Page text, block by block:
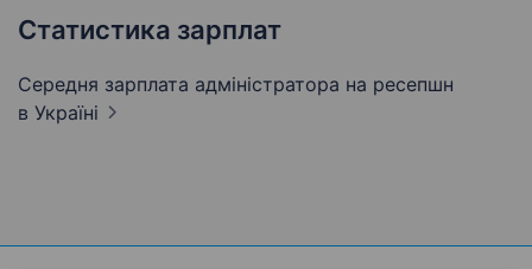
Статистика зарплат
Середня зарплата адміністратора на ресепшн
в Україні